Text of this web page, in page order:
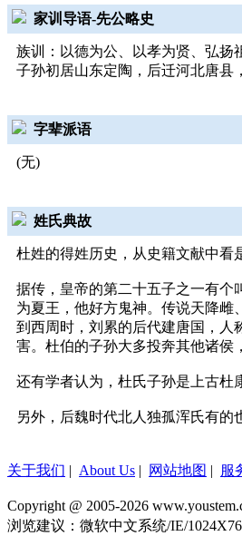
家训导语-先公略史
族训：以德为公、以孝为贤、弘扬
子孙初居山东定陶，后迁河北唐县
字辈派语
(无)
姓氏典故
杜姓的得姓历史，从史籍文献中看
据传，皇帝的第二十五子之一有个
为夏王，他好方鬼神。传说天降雌
到西周时，刘累的后代建唐国，人
害。杜伯的子孙大多投奔其他诸侯
还有学者认为，杜氏子孙是上古杜
另外，后魏时代北人独孤浑氏有的
关于我们 | About Us | 网站地图 | 服
Copyright @ 2005-2026
浏览建议：微软中文系统/IE/